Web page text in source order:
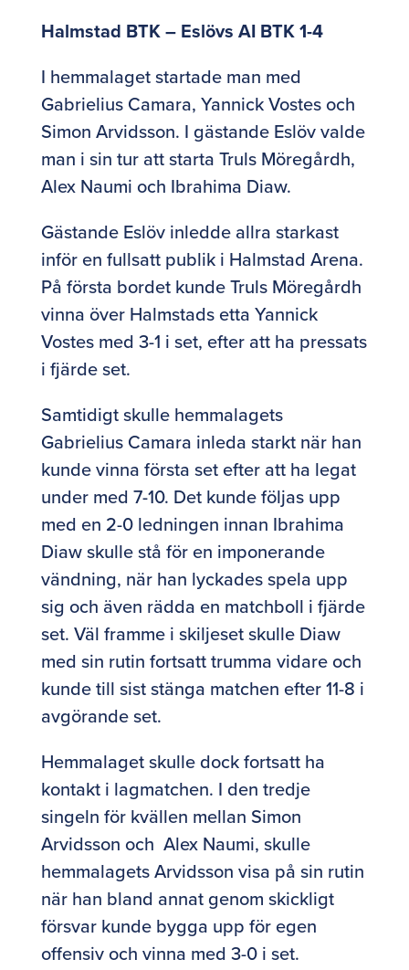
Halmstad BTK – Eslövs AI BTK 1-4
I hemmalaget startade man med
Gabrielius Camara, Yannick Vostes och
Simon Arvidsson. I gästande Eslöv valde
man i sin tur att starta Truls Möregårdh,
Alex Naumi och Ibrahima Diaw.
Gästande Eslöv inledde allra starkast
inför en fullsatt publik i Halmstad Arena.
På första bordet kunde Truls Möregårdh
vinna över Halmstads etta Yannick
Vostes med 3-1 i set, efter att ha pressats
i fjärde set.
Samtidigt skulle hemmalagets
Gabrielius Camara inleda starkt när han
kunde vinna första set efter att ha legat
under med 7-10. Det kunde följas upp
med en 2-0 ledningen innan Ibrahima
Diaw skulle stå för en imponerande
vändning, när han lyckades spela upp
sig och även rädda en matchboll i fjärde
set. Väl framme i skiljeset skulle Diaw
med sin rutin fortsatt trumma vidare och
kunde till sist stänga matchen efter 11-8 i
avgörande set.
Hemmalaget skulle dock fortsatt ha
kontakt i lagmatchen. I den tredje
singeln för kvällen mellan Simon
Arvidsson och Alex Naumi, skulle
hemmalagets Arvidsson visa på sin rutin
när han bland annat genom skickligt
försvar kunde bygga upp för egen
offensiv och vinna med 3-0 i set.